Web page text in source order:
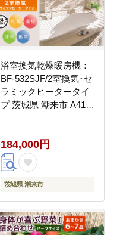
浴室換気乾燥暖房機：
BF-532SJF/2室換気･セ
ラミックヒータータイ
プ 茨城県 潮来市 A41-
184,000円
茨城県 潮来市